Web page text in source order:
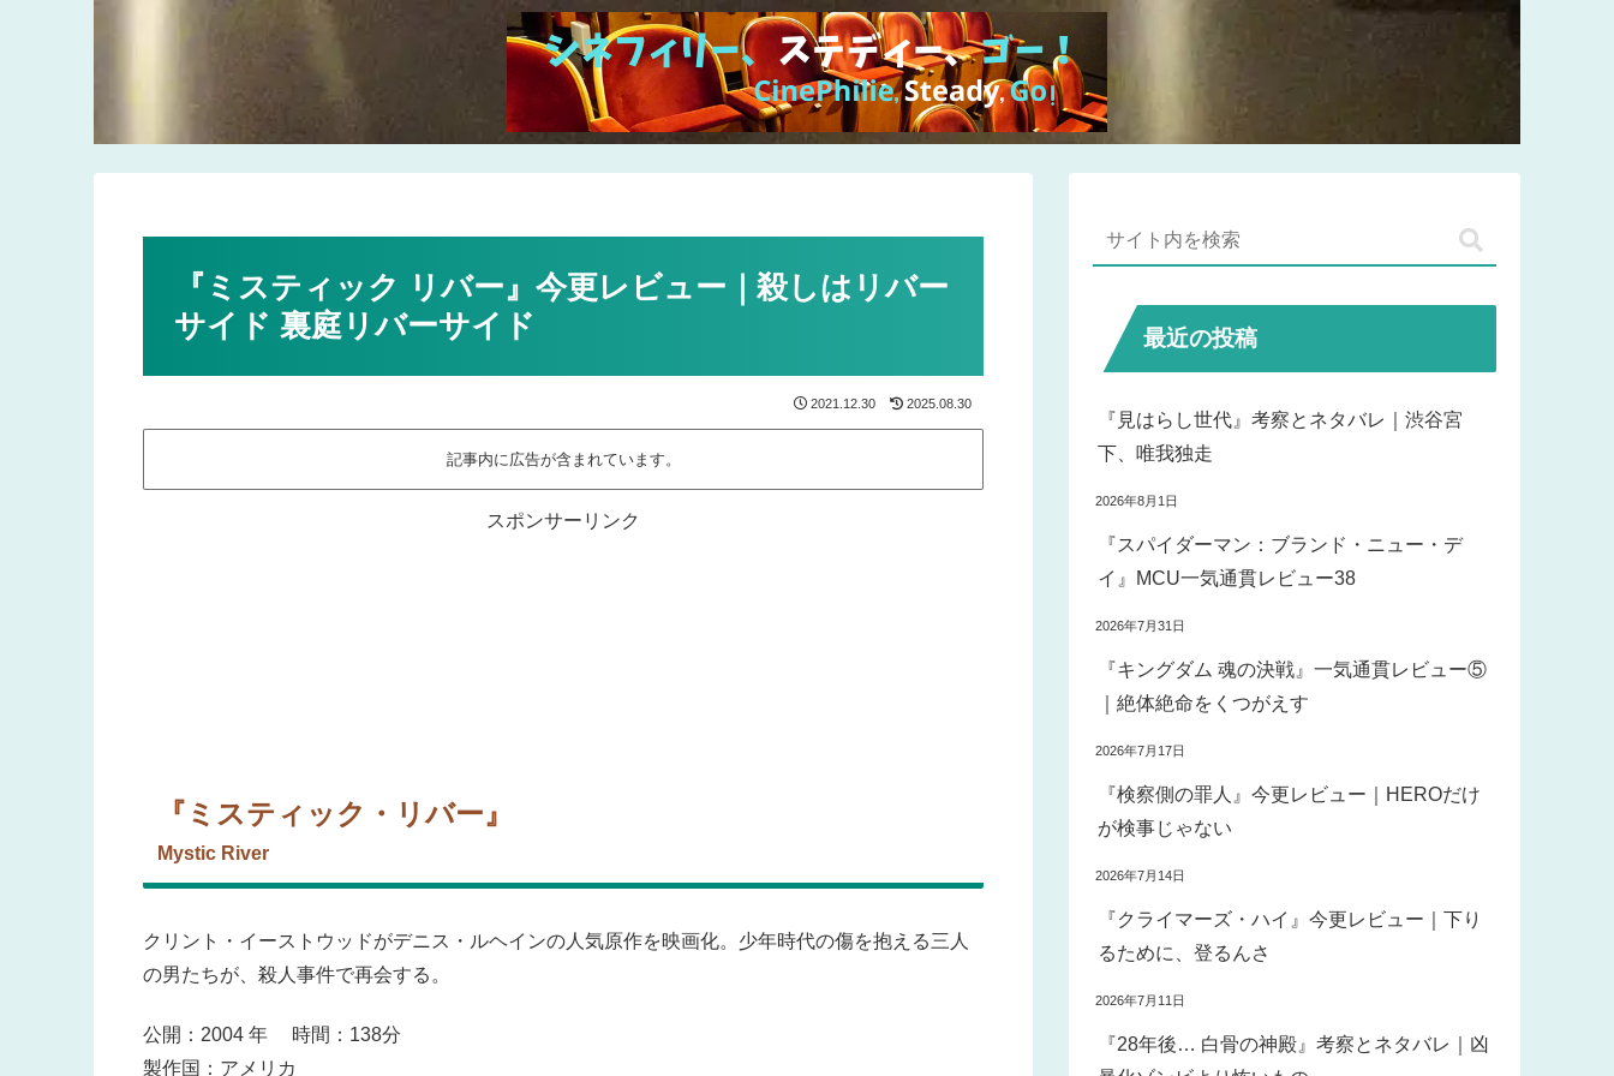
『ミスティック リバー』今更レビュー｜殺しはリバー
サイド 裏庭リバーサイド
2021.12.30 2025.08.30
記事内に広告が含まれています。
スポンサーリンク
『ミスティック・リバー』
Mystic River
クリント・イーストウッドがデニス・ルヘインの人気原作を映画化。少年時代の傷を抱える三人
の男たちが、殺人事件で再会する。
公開：2004 年 時間：138分
製作国：アメリカ
最近の投稿
『見はらし世代』考察とネタバレ｜渋谷宮
下、唯我独走
2026年8月1日
『スパイダーマン：ブランド・ニュー・デ
イ』MCU一気通貫レビュー38
2026年7月31日
『キングダム 魂の決戦』一気通貫レビュー⑤
｜絶体絶命をくつがえす
2026年7月17日
『検察側の罪人』今更レビュー｜HEROだけ
が検事じゃない
2026年7月14日
『クライマーズ・ハイ』今更レビュー｜下り
るために、登るんさ
2026年7月11日
『28年後… 白骨の神殿』考察とネタバレ｜凶